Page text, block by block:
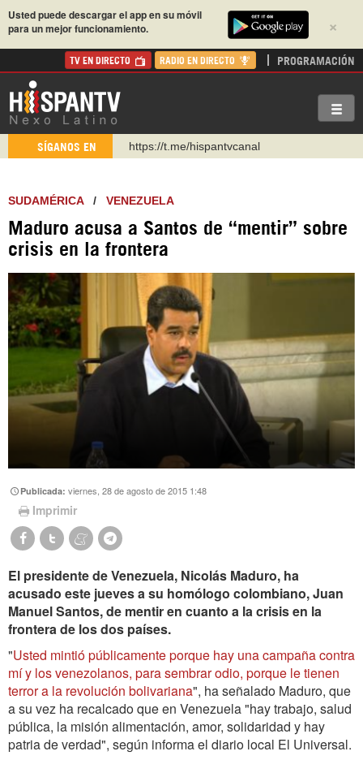
×
Usted puede descargar el app en su móvil
para un mejor funcionamiento.
TV EN DIRECTO RADIO EN DIRECTO PROGRAMACIÓN
SÍGANOS EN
https://urmedium.com/c/hispantv
Instagram como: hispan_tv
https://www.facebook.com/Nexolatino.Canal
https://www.youtube.com/@nexo_latino
https://t.me/hispantvcanal
SUDAMÉRICA/ VENEZUELA
Maduro acusa a Santos de “mentir” sobre
crisis en la frontera
Publicada:viernes, 28 de agosto de 2015 1:48
Imprimir
El presidente de Venezuela, Nicolás Maduro, ha
acusado este jueves a su homólogo colombiano, Juan
Manuel Santos, de mentir en cuanto a la crisis en la
frontera de los dos países.
"Usted mintió públicamente porque hay una campaña contra
mí y los venezolanos, para sembrar odio, porque le tienen
terror a la revolución bolivariana", ha señalado Maduro, que
a su vez ha recalcado que en Venezuela "hay trabajo, salud
pública, la misión alimentación, amor, solidaridad y hay
patria de verdad", según informa el diario local El Universal.